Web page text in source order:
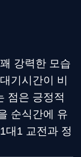
강력한 모습
기시간이 비
점은 긍정적
순식간에 유
대1 교전과 정